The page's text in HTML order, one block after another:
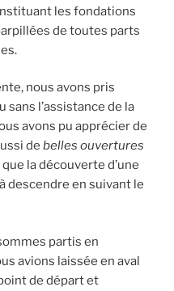
les fondations
de toutes parts
nous avons pris
sans l’assistance de la
avons pu apprécier de
de belles ouvertures
que la découverte d’une
à descendre en suivant le
partis en
avions laissée en aval
de départ et